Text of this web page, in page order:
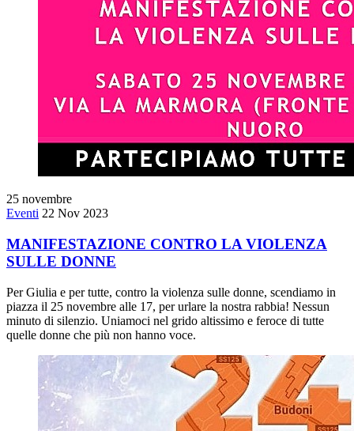
25 novembre
Eventi 22 Nov 2023
MANIFESTAZIONE CONTRO LA VIOLENZA
SULLE DONNE
Per Giulia e per tutte, contro la violenza sulle donne, scendiamo in
piazza il 25 novembre alle 17, per urlare la nostra rabbia! Nessun
minuto di silenzio. Uniamoci nel grido altissimo e feroce di tutte
quelle donne che più non hanno voce.